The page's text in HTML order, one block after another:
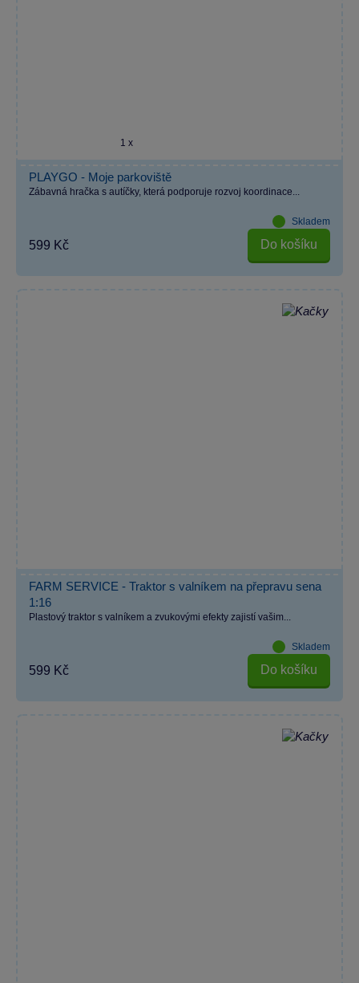
1 x
PLAYGO - Moje parkoviště
Zábavná hračka s autíčky, která podporuje rozvoj koordinace...
Skladem
599 Kč Do košíku
FARM SERVICE - Traktor s valníkem na přepravu sena
1:16
Plastový traktor s valníkem a zvukovými efekty zajistí vašim...
Skladem
599 Kč Do košíku